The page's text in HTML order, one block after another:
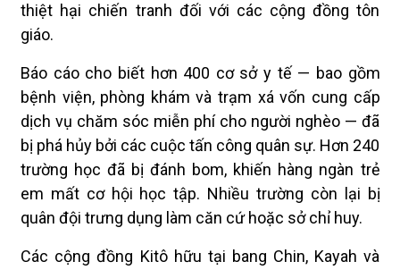
thiệt hại chiến tranh đối với các cộng đồng tôn
giáo.
Báo cáo cho biết hơn 400 cơ sở y tế — bao gồm
bệnh viện, phòng khám và trạm xá vốn cung cấp
dịch vụ chăm sóc miễn phí cho người nghèo — đã
bị phá hủy bởi các cuộc tấn công quân sự. Hơn 240
trường học đã bị đánh bom, khiến hàng ngàn trẻ
em mất cơ hội học tập. Nhiều trường còn lại bị
quân đội trưng dụng làm căn cứ hoặc sở chỉ huy.
Các cộng đồng Kitô hữu tại bang Chin, Kayah và